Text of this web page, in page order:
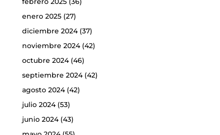
enero 2025(27)
diciembre 2024(37)
noviembre 2024(42)
octubre 2024(46)
septiembre 2024(42)
agosto 2024(42)
julio 2024(53)
junio 2024(43)